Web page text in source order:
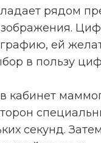
рядом
ей
в пользу
кабинет
секунд.